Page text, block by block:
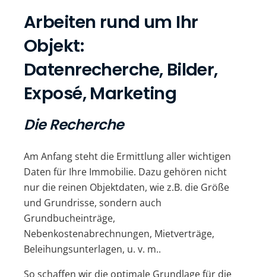
Arbeiten rund um Ihr
Objekt:
Datenrecherche, Bilder,
Exposé, Marketing
Die Recherche
Am Anfang steht die Ermittlung aller wichtigen
Daten für Ihre Immobilie. Dazu gehören nicht
nur die reinen Objektdaten, wie z.B. die Größe
und Grundrisse, sondern auch
Grundbucheinträge,
Nebenkostenabrechnungen, Mietverträge,
Beleihungsunterlagen, u. v. m..
So schaffen wir die optimale Grundlage für die